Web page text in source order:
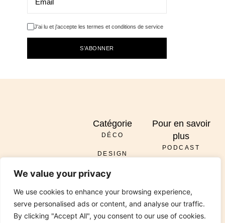
We value your privacy
We use cookies to enhance your browsing experience,
serve personalised ads or content, and analyse our traffic.
By clicking "Accept All", you consent to our use of cookies.
J'ai lu et j'accepte les termes et conditions de service
S’ABONNER
Catégorie
DÉCO
DESIGN
DIY
RÉNOVATION
JARDIN
Pour en savoir
plus
PODCAST
CONTACT
© 2026 All Rights Reserved Chez Viviane. Design by